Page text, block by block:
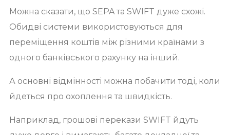
Можна сказати, що SEPA та SWIFT дуже схожі.
Обидві системи використовуються для
переміщення коштів між різними країнами з
одного банківського рахунку на інший.
А основні відмінності можна побачити тоді, коли
йдеться про охоплення та швидкість.
Наприклад, грошові перекази SWIFT йдуть